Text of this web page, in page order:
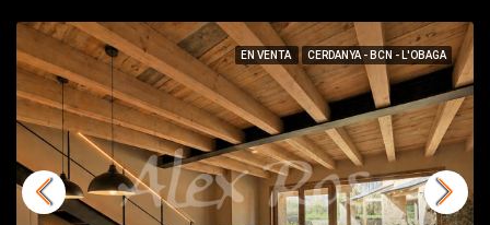
EN VENTA CERDANYA - BCN - L'OBAGA